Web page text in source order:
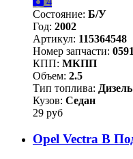
Состояние: Б/У
Год: 2002
Артикул: 115364548
Номер запчасти:
КПП: МКПП
Объем: 2.5
Тип топлива: Дизель
Кузов: Седан
29 руб
Opel Vectra B